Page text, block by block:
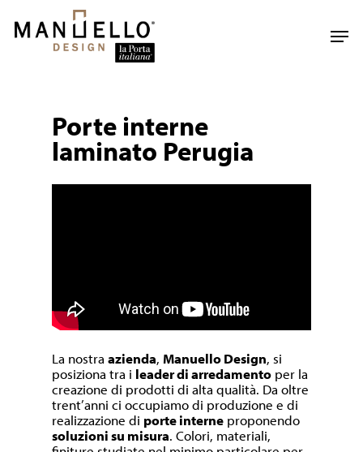
main
Porte interne
laminato Perugia
La nostraazienda, Manuello Design, si
posiziona tra i leader di arredamento per la
creazione di prodotti di alta qualità. Da oltre
trent’anni ci occupiamo di produzione e di
realizzazione di porte interne proponendo
soluzioni su misura. Colori, materiali,